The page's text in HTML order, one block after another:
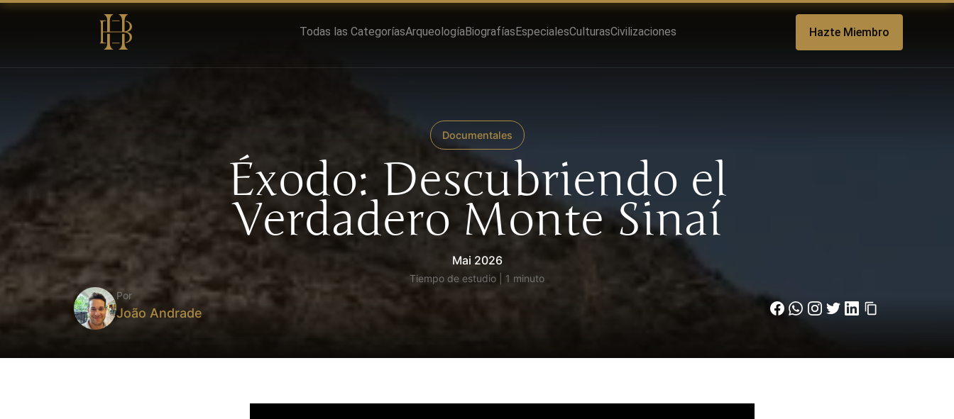
Todas las CategoríasArqueologíaBiografíasEspecialesCulturasCivilizaciones Hazte Miembro
Documentales
Éxodo: Descubriendo el
Verdadero Monte Sinaí
Mai 2026
Tiempo de estudio | 1 minuto
Por
João Andrade